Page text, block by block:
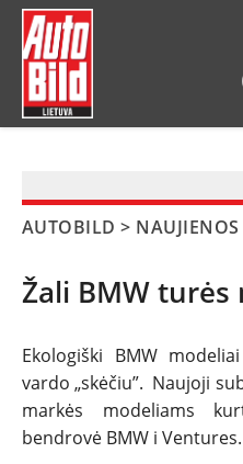
AUTOBILD > NAUJIENOS
Žali BMW
Ekologiški BMW
vardo „skėčiu”. Naujoji
markės modeliams
bendrovė BMW i Ventures.